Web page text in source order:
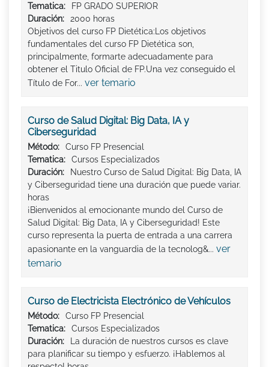
Tematica:
FP GRADO SUPERIOR
Duración:
2000 horas
Objetivos del curso FP Dietética:Los objetivos
fundamentales del curso FP Dietética son,
principalmente, formarte adecuadamente para
obtener el Titulo Oficial de FP.Una vez conseguido el
Título de For... ver temario
Curso de Salud Digital: Big Data, IA y
Ciberseguridad
Método:
Curso FP Presencial
Tematica:
Cursos Especializados
Duración:
Nuestro Curso de Salud Digital: Big Data, IA
y Ciberseguridad tiene una duración que puede variar.
horas
¡Bienvenidos al emocionante mundo del Curso de
Salud Digital: Big Data, IA y Ciberseguridad! Este
curso representa la puerta de entrada a una carrera
apasionante en la vanguardia de la tecnolog&... ver
temario
Curso de Electricista Electrónico de Vehículos
Método:
Curso FP Presencial
Tematica:
Cursos Especializados
Duración:
La duración de nuestros cursos es clave
para planificar su tiempo y esfuerzo. ¡Hablemos al